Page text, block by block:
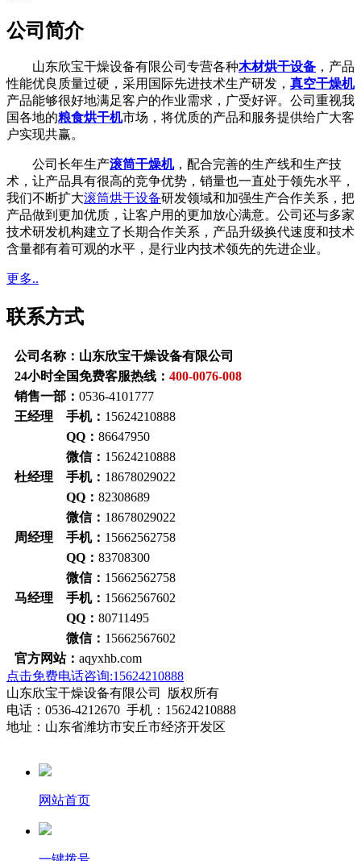
公司简介
山东欣宝干燥设备有限公司专营各种木材烘干设备 ，产品
性能优良质量过硬，采用国际先进技术生产研发， 真空干燥机
产品能够很好地满足客户的作业需求，广受好评。公司重视我
国各地的粮食烘干机市场，将优质的产品和服务提供给广大客
户实现共赢。
公司长年生产滚筒干燥机，配合完善的生产线和生产技
术，让产品具有很高的竞争优势，销量也一直处于领先水平，
我们不断扩大滚筒烘干设备研发领域和加强生产合作关系，把
产品做到更加优质，让客户用的更加放心满意。公司还与多家
技术研发机构建立了长期合作关系，产品升级换代速度和技术
含量都有着可观的水平，是行业内技术领先的先进企业。
更多..
联系方式
公司名称： 山东欣宝干燥设备有限公司
24小时全国免费客服热线： 400-0076-008
销售一部： 0536-4101777
王经理 手机： 15624210888
QQ： 86647950
微信： 15624210888
杜经理 手机： 18678029022
QQ： 82308689
微信： 18678029022
周经理 手机： 15662562758
QQ： 83708300
微信： 15662562758
马经理 手机： 15662567602
QQ： 80711495
微信： 15662567602
官方网站： aqyxhb.com
点击免费电话咨询:15624210888
山东欣宝干燥设备有限公司 版权所有
电话：0536-4212670 手机：15624210888
地址：山东省潍坊市安丘市经济开发区
网站首页